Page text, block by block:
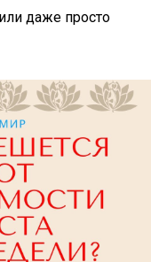
даже просто